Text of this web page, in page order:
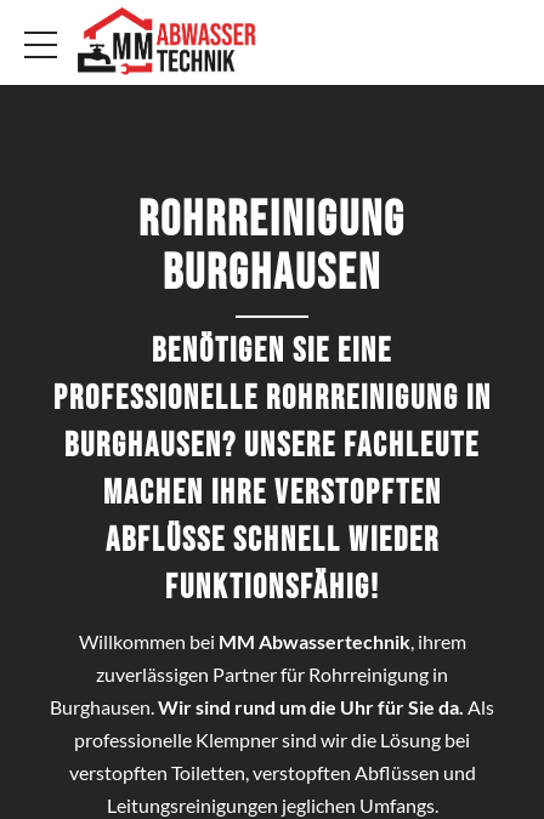
Rohrreinigung
Burghausen
Benötigen Sie eine
professionelle Rohrreinigung in
Burghausen? Unsere Fachleute
machen Ihre verstopften
Abflüsse schnell wieder
funktionsfähig!
Willkommen bei MM Abwassertechnik, ihrem
zuverlässigen Partner für Rohrreinigung in
Burghausen.Wir sind rund um die Uhr für Sie da. Als
professionelle Klempner sind wir die Lösung bei
verstopften Toiletten, verstopften Abflüssen und
Leitungsreinigungen jeglichen Umfangs.